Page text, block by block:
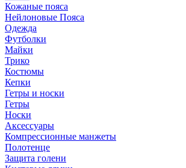
Кожаные пояса
Нейлоновые Пояса
Одежда
Футболки
Майки
Трико
Костюмы
Кепки
Гетры и носки
Гетры
Носки
Аксессуары
Компрессионные манжеты
Полотенце
Защита голени